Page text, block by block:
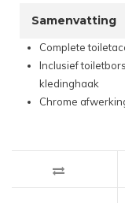
Samenvatting
Complete
Inclusief
kledinghaak
Chrome